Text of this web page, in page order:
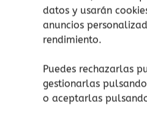
datos y usarán
anuncios
rendimiento.
Puedes rechazarlas
gestionarlas
o aceptarlas pulsando
35 Perlas (7 de
(verde), Lychee
pasión
1 bolsa de tela.
Reglas del juego.